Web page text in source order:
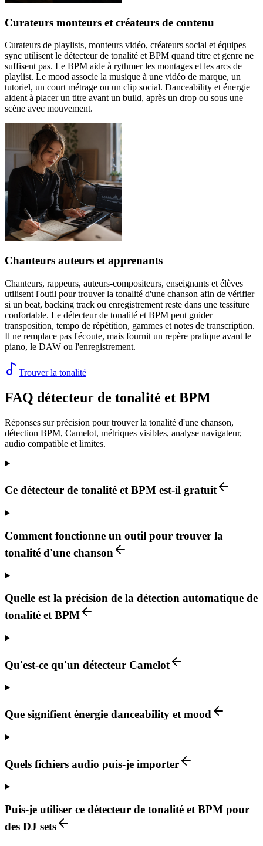
Curateurs monteurs et créateurs de contenu
Curateurs de playlists, monteurs vidéo, créateurs social et équipes
sync utilisent le détecteur de tonalité et BPM quand titre et genre ne
suffisent pas. Le BPM aide à rythmer les montages et les arcs de
playlist. Le mood associe la musique à une vidéo de marque, un
tutoriel, un court métrage ou un clip social. Danceability et énergie
aident à placer un titre avant un build, après un drop ou sous une
scène avec mouvement.
Chanteurs auteurs et apprenants
Chanteurs, rappeurs, auteurs-compositeurs, enseignants et élèves
utilisent l'outil pour trouver la tonalité d'une chanson afin de vérifier
si un beat, backing track ou enregistrement reste dans une tessiture
confortable. Le détecteur de tonalité et BPM peut guider
transposition, tempo de répétition, gammes et notes de transcription.
Il ne remplace pas l'écoute, mais fournit un repère pratique avant le
piano, le DAW ou l'enregistrement.
Trouver la tonalité
FAQ détecteur de tonalité et BPM
Réponses sur précision pour trouver la tonalité d'une chanson,
détection BPM, Camelot, métriques visibles, analyse navigateur,
audio compatible et limites.
Ce détecteur de tonalité et BPM est-il gratuit
Comment fonctionne un outil pour trouver la
tonalité d'une chanson
Quelle est la précision de la détection automatique de
tonalité et BPM
Qu'est-ce qu'un détecteur Camelot
Que signifient énergie danceability et mood
Quels fichiers audio puis-je importer
Puis-je utiliser ce détecteur de tonalité et BPM pour
des DJ sets